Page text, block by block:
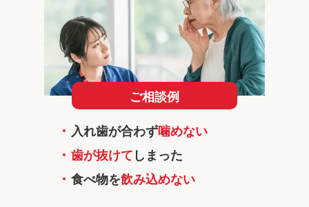
ご相談例
入れ歯が合わず噛めない
歯が抜けて しまった
食べ物を飲み込めない